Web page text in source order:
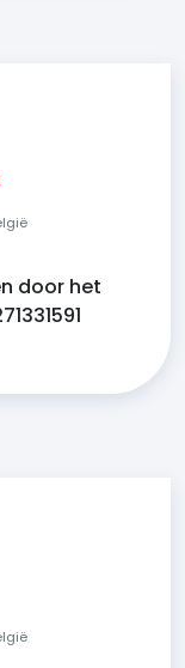
door het